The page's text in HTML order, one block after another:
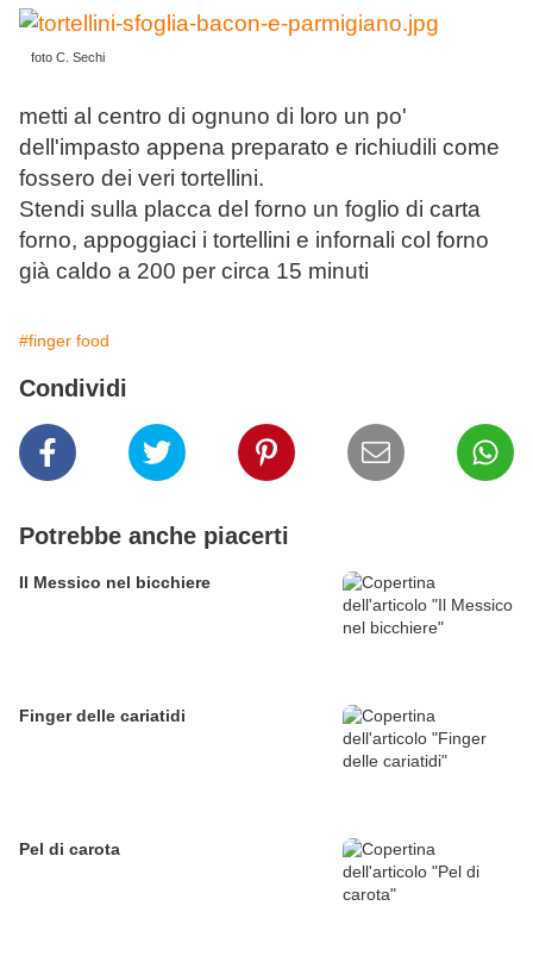
foto C. Sechi
metti al centro di ognuno di loro un po'
dell'impasto appena preparato e richiudili come
fossero dei veri tortellini.
Stendi sulla placca del forno un foglio di carta
forno, appoggiaci i tortellini e infornali col forno
già caldo a 200 per circa 15 minuti
#finger food
Condividi
Potrebbe anche piacerti
Il Messico nel bicchiere
Finger delle cariatidi
Pel di carota